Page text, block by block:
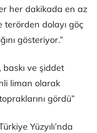
her dakikada en az
terörden dolayı göç
gösteriyor.”
baskı ve şiddet
liman olarak
gördü”
Yüzyılı’nda